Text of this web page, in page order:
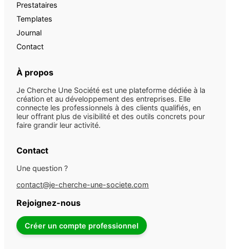
Prestataires
Templates
Journal
Contact
À propos
Je Cherche Une Société est une plateforme dédiée à la
création et au développement des entreprises. Elle
connecte les professionnels à des clients qualifiés, en
leur offrant plus de visibilité et des outils concrets pour
faire grandir leur activité.
Contact
Une question ?
contact@je-cherche-une-societe.com
Rejoignez-nous
Créer un compte professionnel